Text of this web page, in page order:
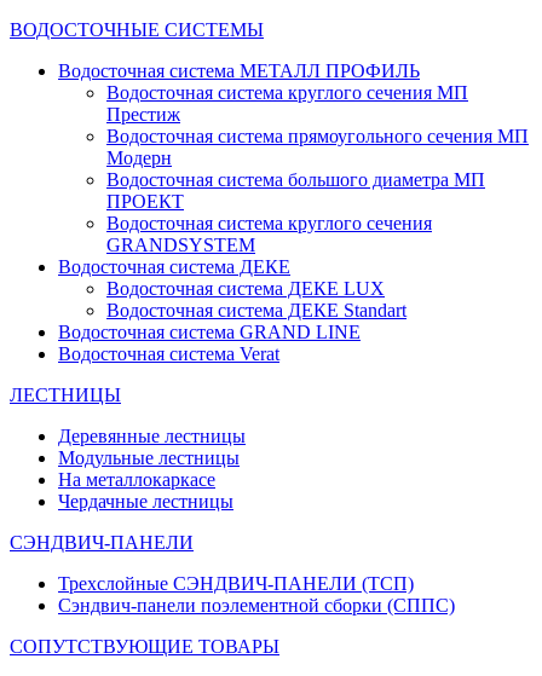
ВОДОСТОЧНЫЕ СИСТЕМЫ
Водосточная система МЕТАЛЛ ПРОФИЛЬ
Водосточная система круглого сечения МП
Престиж
Водосточная система прямоугольного сечения МП
Модерн
Водосточная система большого диаметра МП
ПРОЕКТ
Водосточная система круглого сечения
GRANDSYSTEM
Водосточная система ДЕКЕ
Водосточная система ДЕКЕ LUX
Водосточная система ДЕКЕ Standart
Водосточная система GRAND LINE
Водосточная система Verat
ЛЕСТНИЦЫ
Деревянные лестницы
Модульные лестницы
На металлокаркасе
Чердачные лестницы
СЭНДВИЧ-ПАНЕЛИ
Трехслойные СЭНДВИЧ-ПАНЕЛИ (ТСП)
Сэндвич-панели поэлементной сборки (СППС)
СОПУТСТВУЮЩИЕ ТОВАРЫ